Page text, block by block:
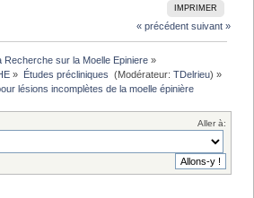
IMPRIMER
« précédent suivant »
Recherche sur la Moelle Epiniere »
» Études précliniques (Modérateur: TDelrieu) »
lésions incomplètes de la moelle épinière
Aller à: